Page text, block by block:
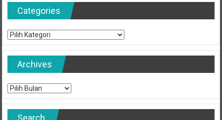
Categories
Categories
Archives
Archives